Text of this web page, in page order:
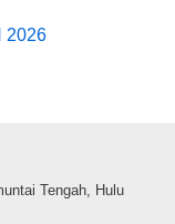
2026
Tengah, Hulu